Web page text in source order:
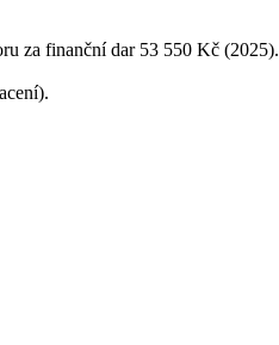
za finanční dar 53 550 Kč (2025).